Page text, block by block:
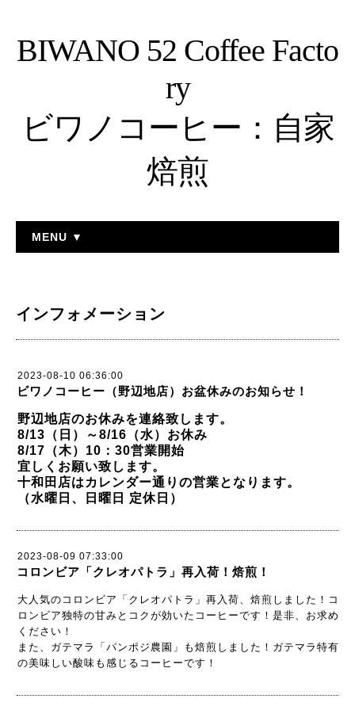
BIWANO 52 Coffee Facto
ry
ビワノコーヒー：自家
焙煎
MENU ▼
インフォメーション
2023-08-10 06:36:00
ビワノコーヒー（野辺地店）お盆休みのお知らせ！
野辺地店のお休みを連絡致します。
8/13（日）～8/16（水）お休み
8/17（木）10：30営業開始
宜しくお願い致します。
十和田店はカレンダー通りの営業となります。
（水曜日、日曜日 定休日）
2023-08-09 07:33:00
コロンビア「クレオパトラ」再入荷！焙煎！
大人気のコロンビア「クレオパトラ」再入荷、焙煎しました！コ
ロンビア独特の甘みとコクが効いたコーヒーです！是非、お求め
ください！
また、ガテマラ「パンポジ農園」も焙煎しました！ガテマラ特有
の美味しい酸味も感じるコーヒーです！